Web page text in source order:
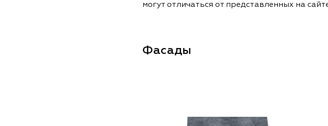
могут отличаться от представленных на
Фасады